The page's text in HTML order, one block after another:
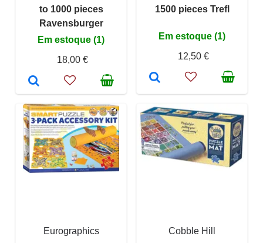
to 1000 pieces
Ravensburger
Em estoque (1)
18,00 €
1500 pieces Trefl
Em estoque (1)
12,50 €
Eurographics
Cobble Hill